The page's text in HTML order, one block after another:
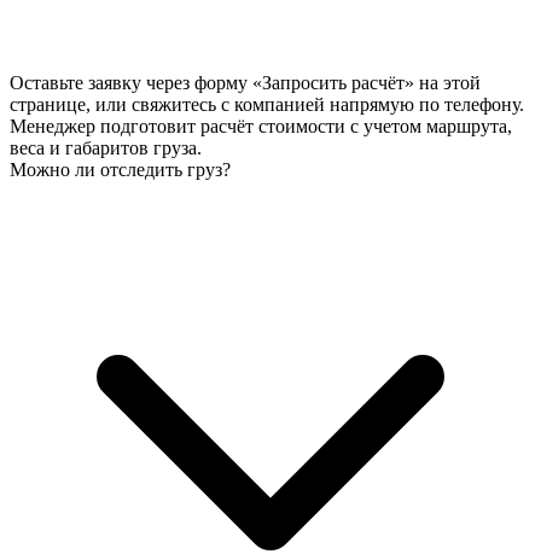
Оставьте заявку через форму «Запросить расчёт» на этой
странице, или свяжитесь с компанией напрямую по телефону.
Менеджер подготовит расчёт стоимости с учетом маршрута,
веса и габаритов груза.
Можно ли отследить груз?